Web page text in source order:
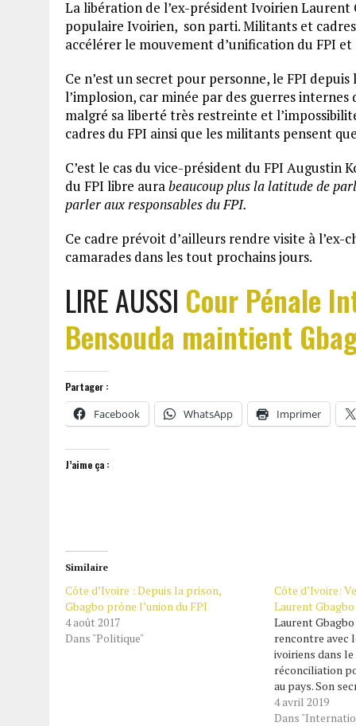
La libération de l’ex-président Ivoirien Laurent
populaire Ivoirien, son parti. Militants et
accélérer le mouvement d’unification du FPI
Ce n’est un secret pour personne, le FPI
l’implosion, car minée par des guerres
malgré sa liberté très restreinte et
cadres du FPI ainsi que les militants pensent
C’est le cas du vice-président du FPI Augustin
du FPI libre aurabeaucoup plus la latitude de
parler aux responsables du FPI.
Ce cadre prévoit d’ailleurs rendre visite à l’ex-
camarades dans les tout prochains jours.
LIRE AUSSI Cour Pénale
Bensouda maintient
Partager :
Facebook WhatsApp Imprimer
J’aime ça :
Similaire
Côte d’Ivoire : Depuis la prison,
Gbagbo prône l’union du FPI
4 août 2017
Dans "Politique"
Côte d’Ivoire:
Laurent
Laurent
rencontre avec
ivoiriens dans
réconciliation
au pays. Son
parti a été
responsables
4 avril 2019
Dans